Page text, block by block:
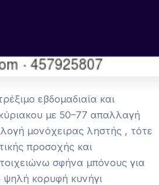
εβδομαδιαία και
με 50–77 απαλλαγή
μονόχειρας ληστής , τότε
προσοχής και
σφήνα μπόνους για
ψηλή κορυφή κυνήγι